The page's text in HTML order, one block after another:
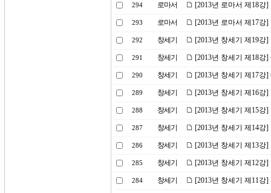
294 로마서 [2013년 로마서 제18강
293 로마서 [2013년 로마서 제17강
292 창세기 [2013년 창세기 제19강
291 창세기 [2013년 창세기 제18강
290 창세기 [2013년 창세기 제17
289 창세기 [2013년 창세기 제16강
288 창세기 [2013년 창세기 제15강
287 창세기 [2013년 창세기 제14강
286 창세기 [2013년 창세기 제13
285 창세기 [2013년 창세기 제12강
284 창세기 [2013년 창세기 제11강